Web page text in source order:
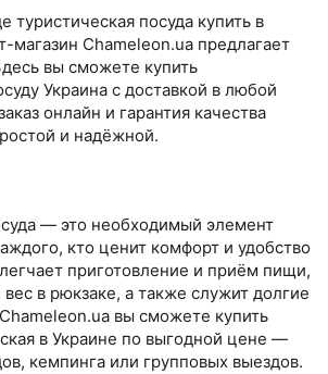
туристическая посуда купить в
магазин Chameleon.ua предлагает
вы сможете купить
Украина с доставкой в любой
онлайн и гарантия качества
и надёжной.
— это необходимый элемент
кто ценит комфорт и удобство
приготовление и приём пищи,
в рюкзаке, а также служит долгие
вы сможете купить
в Украине по выгодной цене —
кемпинга или групповых выездов.